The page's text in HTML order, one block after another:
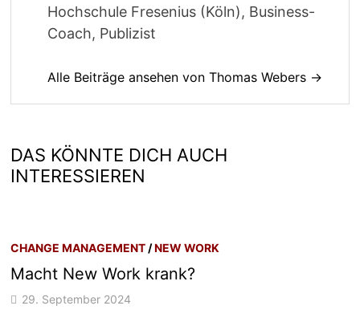
Hochschule Fresenius (Köln), Business-
Coach, Publizist
Alle Beiträge ansehen von Thomas Webers →
DAS KÖNNTE DICH AUCH
INTERESSIEREN
CHANGE MANAGEMENT /NEW WORK
Macht New Work krank?
29. September 2024